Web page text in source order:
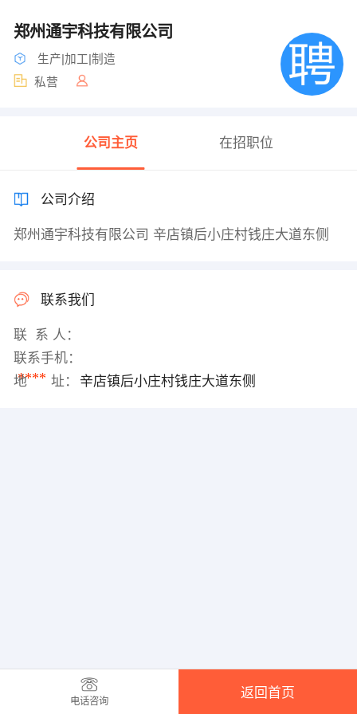
郑州通宇科技有限公司
生产|加工|制造
私营
公司主页 在招职位
公司介绍
郑州通宇科技有限公司 辛店镇后小庄村钱庄大道东侧
联系我们
联 系 人：
联系手机：
****
地 址： 辛店镇后小庄村钱庄大道东侧
电话咨询
返回首页